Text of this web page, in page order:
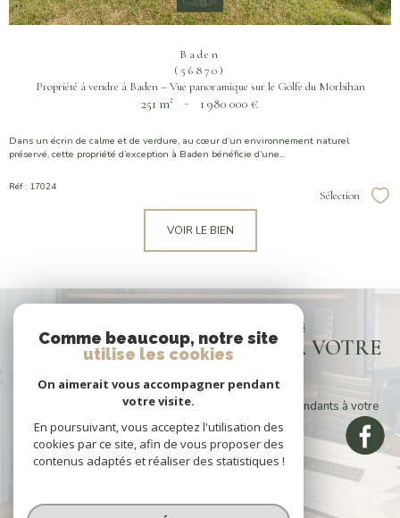
Baden
(56870)
Propriété à vendre à Baden – Vue panoramique sur le Golfe du Morbihan
251 m² - 1 980 000 €
Dans un écrin de calme et de verdure, au cœur d’un environnement naturel
préservé, cette propriété d’exception à Baden bénéficie d’une...
Réf : 17024
Sélection
VOIR LE BIEN
VOUS N'AVEZ PAS TROUVÉ
LE BIEN CORRESPONDANT À VOTRE
RECHERCHE ?
Créer une alerte email et recevez les biens correspondants à votre
recherche dans votre boîte mail !
Comme beaucoup, notre site
utilise les cookies
On aimerait vous accompagner pendant
votre visite.
En poursuivant, vous acceptez l'utilisation des
cookies par ce site, afin de vous proposer des
contenus adaptés et réaliser des statistiques !